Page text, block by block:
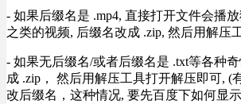
- 如果后缀名是 .mp4, 直接打开文件会播
之类的视频, 后缀名改成 .zip, 然后用解压
- 如果无后缀名/或者后缀名是 .txt等各种
成 .zip， 然后用解压工具打开解压即可, (
改后缀名，这种情况, 要先百度下如何显